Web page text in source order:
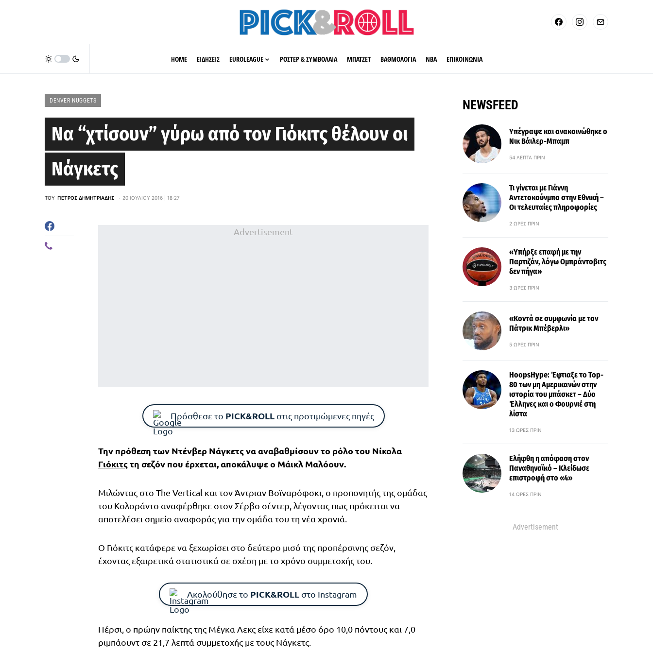
HOME ΕΙΔΗΣΕΙΣ EUROLEAGUE ΡΟΣΤΕΡ & ΣΥΜΒΟΛΑΙΑ ΜΠΑΤΖΕΤ ΒΑΘΜΟΛΟΓΙΑ ΝΒΑ ΕΠΙΚΟΙΝΩΝΙΑ
DENVER NUGGETS
Να “χτίσουν” γύρω από τον Γιόκιτς θέλουν οι
Νάγκετς
ΤΟΥ ΠΈΤΡΟΣ ΔΗΜΗΤΡΙΆΔΗΣ 20 ΙΟΥΛΊΟΥ 2016 | 18:27
Advertisement
Πρόσθεσε το PICK&ROLL στις προτιμώμενες πηγές
Την πρόθεση των Ντένβερ Νάγκετςνα αναβαθμίσουν το ρόλο του Νίκολα
Γιόκιτςτη σεζόν που έρχεται, αποκάλυψε ο Μάικλ Μαλόουν.
Μιλώντας στο The Vertical και τον Άντριαν Βοϊναρόφσκι, ο προπονητής της ομάδας
του Κολοράντο αναφέρθηκε στον Σέρβο σέντερ, λέγοντας πως πρόκειται να
αποτελέσει σημείο αναφοράς για την ομάδα του τη νέα χρονιά.
Ο Γιόκιτς κατάφερε να ξεχωρίσει στο δεύτερο μισό της προπέρσινης σεζόν,
έχοντας εξαιρετικά στατιστικά σε σχέση με το χρόνο συμμετοχής του.
Ακολούθησε το PICK&ROLL στο Instagram
Πέρσι, ο πρώην παίκτης της Μέγκα Λεκς είχε κατά μέσο όρο 10,0 πόντους και 7,0
ριμπάουντ σε 21,7 λεπτά συμμετοχής με τους Νάγκετς.
NEWSFEED
Υπέγραψε και ανακοινώθηκε ο
Νικ Βάιλερ-Μπαμπ
54 ΛΕΠΤΆ ΠΡΙΝ
Τι γίνεται με Γιάννη
Αντετοκούνμπο στην Εθνική –
Οι τελευταίες πληροφορίες
2 ΏΡΕΣ ΠΡΙΝ
«Υπήρξε επαφή με την
Παρτιζάν, λόγω Ομπράντοβιτς
δεν πήγα»
3 ΏΡΕΣ ΠΡΙΝ
«Κοντά σε συμφωνία με τον
Πάτρικ Μπέβερλι»
5 ΏΡΕΣ ΠΡΙΝ
HoopsHype: Έφτιαξε το Top-
80 των μη Αμερικανών στην
ιστορία του μπάσκετ – Δύο
Έλληνες και ο Φουρνιέ στη
λίστα
13 ΏΡΕΣ ΠΡΙΝ
Ελήφθη η απόφαση στον
Παναθηναϊκό – Κλείδωσε
επιστροφή στο «4»
14 ΏΡΕΣ ΠΡΙΝ
Advertisement